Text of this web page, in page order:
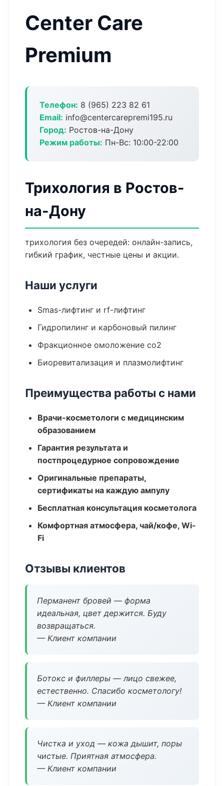
Center Care
Premium
Телефон: 8 (965) 223 82 61
Email: info@centercarepremi195.ru
Город: Ростов-на-Дону
Режим работы: Пн-Вс: 10:00-22:00
Трихология в Ростов-
на-Дону
трихология без очередей: онлайн-запись,
гибкий график, честные цены и акции.
Наши услуги
Smas-лифтинг и rf-лифтинг
Гидропилинг и карбоновый пилинг
Фракционное омоложение co2
Биоревитализация и плазмолифтинг
Преимущества работы с нами
Врачи-косметологи с медицинским
образованием
Гарантия результата и
постпроцедурное сопровождение
Оригинальные препараты,
сертификаты на каждую ампулу
Бесплатная консультация косметолога
Комфортная атмосфера, чай/кофе, Wi-
Fi
Отзывы клиентов
Перманент бровей — форма
идеальная, цвет держится. Буду
возвращаться.
— Клиент компании
Ботокс и филлеры — лицо свежее,
естественно. Спасибо косметологу!
— Клиент компании
Чистка и уход — кожа дышит, поры
чистые. Приятная атмосфера.
— Клиент компании